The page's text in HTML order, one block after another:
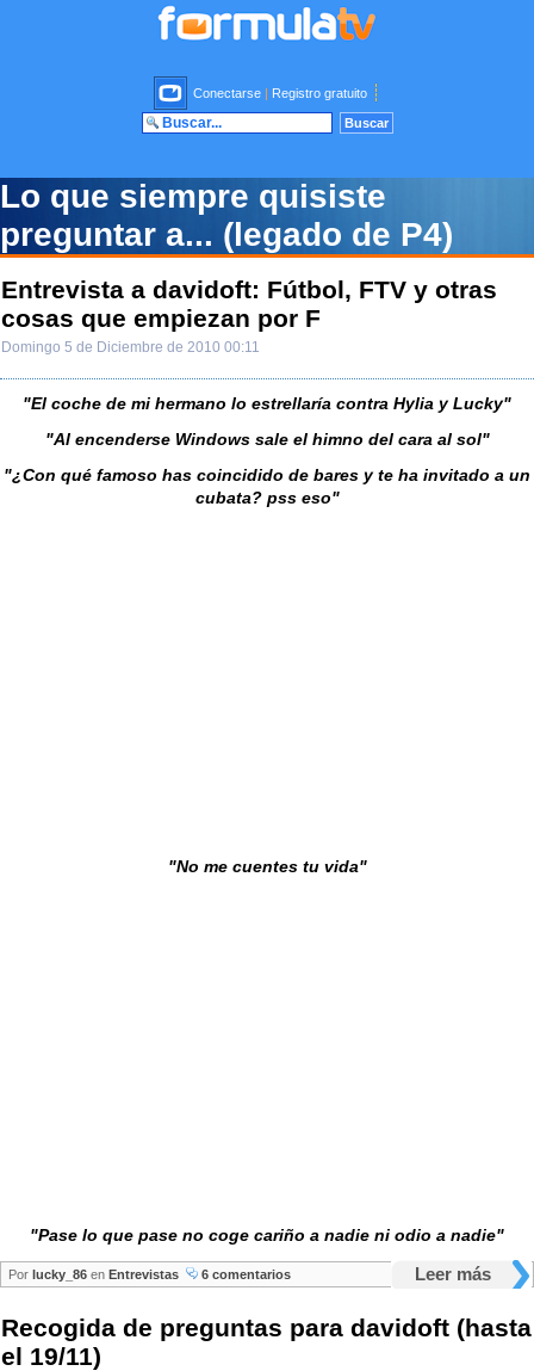
Conectarse | Registro gratuito
Lo que siempre quisiste
preguntar a... (legado de P4)
Entrevista a davidoft: Fútbol, FTV y otras
cosas que empiezan por F
Domingo 5 de Diciembre de 2010 00:11
"El coche de mi hermano lo estrellaría contra Hylia y Lucky"
"Al encenderse Windows sale el himno del cara al sol"
"¿Con qué famoso has coincidido de bares y te ha invitado a un
cubata? pss eso"
"No me cuentes tu vida"
"Pase lo que pase no coge cariño a nadie ni odio a nadie"
Leer más
Por lucky_86 en Entrevistas 6 comentarios
Recogida de preguntas para davidoft (hasta
el 19/11)